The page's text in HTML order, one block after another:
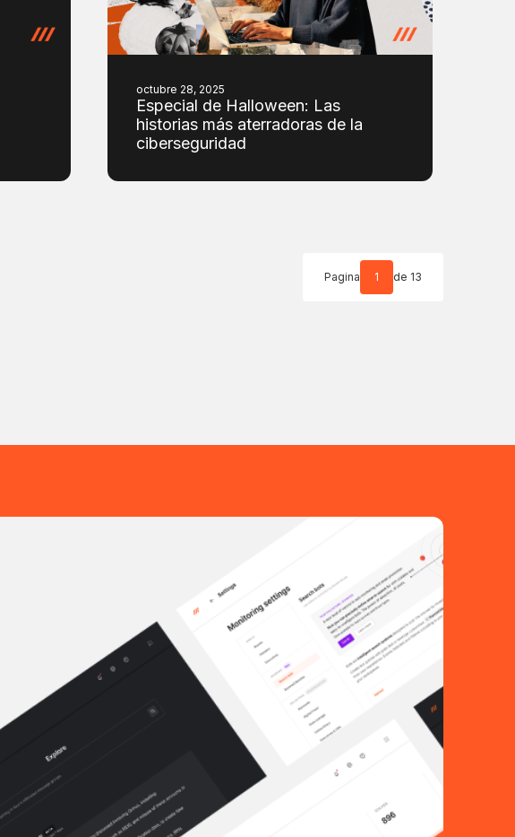
octubre 28, 2025
Especial de Halloween: Las
historias más aterradoras de la
ciberseguridad
Pagina 1 de 13